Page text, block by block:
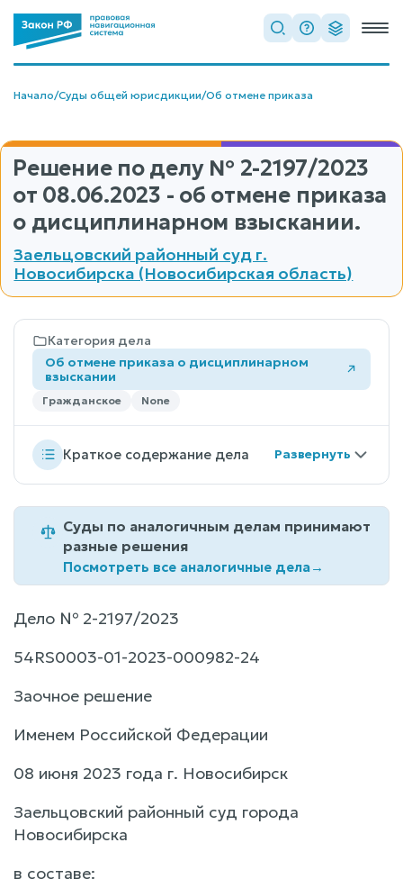
Начало/Суды общей юрисдикции/Об отмене приказа
Решение по делу № 2-2197/2023
от 08.06.2023 - об отмене приказа
о дисциплинарном взыскании.
Заельцовский районный суд г.
Новосибирска (Новосибирская область)
Категория дела
Об отмене приказа о дисциплинарном
взыскании
Гражданское None
Краткое содержание дела
Суды по аналогичным делам принимают
разные решения
Посмотреть все аналогичные дела→
Дело № 2-2197/2023
54RS0003-01-2023-000982-24
Заочное решение
Именем Российской Федерации
08 июня 2023 года г. Новосибирск
Заельцовский районный суд города
Новосибирска
в составе: